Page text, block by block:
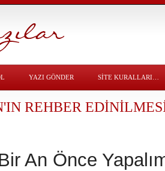
YAZI GÖNDER SITE KURALLARI…
REHBER
An Önce